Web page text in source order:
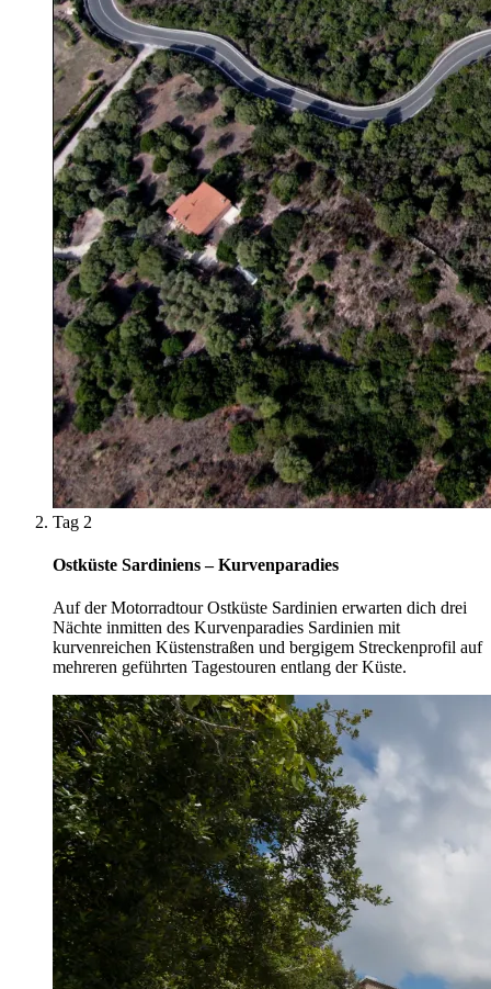
Tag 2
Ostküste Sardiniens – Kurvenparadies
Auf der Motorradtour Ostküste Sardinien erwarten dich drei
Nächte inmitten des Kurvenparadies Sardinien mit
kurvenreichen Küstenstraßen und bergigem Streckenprofil auf
mehreren geführten Tagestouren entlang der Küste.